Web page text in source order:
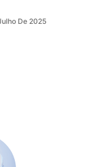
De 2025